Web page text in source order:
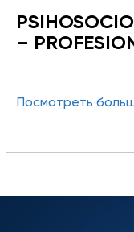
–
Посмотреть